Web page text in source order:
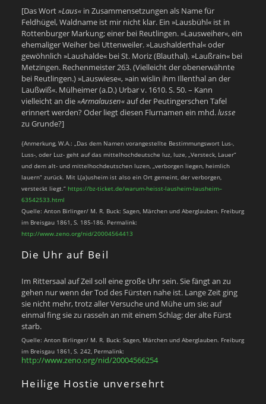
[Das Wort»Laus«in Zusammensetzungen als Name für
Feldhügel, Waldname ist mir nicht klar. Ein »Lausbühl« ist in
Rottenburger Markung; einer bei Reutlingen. »Lausweiher«, ein
ehemaliger Weiher bei Uttenweiler. »Laushalderthal« oder
gewöhnlich »Laushalde« bei St. Moriz (Blauthal). »Laußrain« bei
Metzingen. Rechenmeister 263. (Vielleicht der obenerwähnte
bei Reutlingen.) »Lauswiese«, »ain wislin ihm Illenthal an der
Laußwiß«. Mülheimer (a.D.) Urbar v. 1610. S. 50. – Kann
vielleicht an die»Armalausen«auf der Peutingerschen Tafel
erinnert werden? Oder liegt diesen Flurnamen ein mhd.lusse
zu Grunde?]
{Anmerkung, W.A.: „Das dem Namen vorangestellte Bestimmungswort Lus-,
Luss-, oder Luz- geht auf das mittelhochdeutsche luz, luze, „Versteck, Lauer“
und dem alt- und mittelhochdeutschen luzen, „verborgen liegen, heimlich
lauern“ zurück. Mit L(a)usheim ist also ein Ort gemeint, der verborgen,
versteckt liegt.“ https://bz-ticket.de/warum-heisst-lausheim-lausheim–
63542533.html
Quelle: Anton Birlinger/ M. R. Buck: Sagen, Märchen und Aberglauben. Freiburg
im Breisgau 1861, S. 185-186. Permalink:
http://www.zeno.org/nid/20004564413
Die Uhr auf Beil
Im Rittersaal auf Zeil soll eine große Uhr sein. Sie fängt an zu
gehen nur wenn der Tod des Fürsten nahe ist. Lange Zeit ging
sie nicht mehr, trotz aller Versuche und Mühe um sie; auf
einmal fing sie zu rasseln an mit einem Schlag: der alte Fürst
starb.
Quelle: Anton Birlinger/ M. R. Buck: Sagen, Märchen und Aberglauben. Freiburg
im Breisgau 1861, S. 242, Permalink:
http://www.zeno.org/nid/20004566254
Heilige Hostie unversehrt